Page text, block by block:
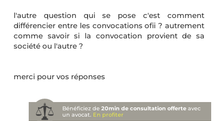
l'autre question qui se pose c'est comment
différencier entre les convocations ofii ? autrement
comme savoir si la convocation provient de sa
société ou l'autre ?
merci pour vos réponses
Bénéficiez de20min de consultation offerte avec
un avocat. En profiter